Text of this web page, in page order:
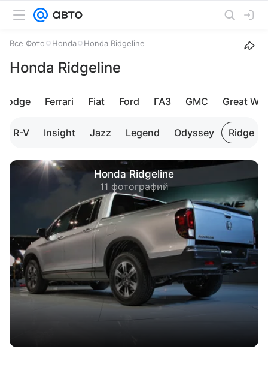
Все Фото Honda Honda Ridgeline
Honda Ridgeline
Dodge Ferrari Fiat Ford ГАЗ GMC Great
HR-V Insight Jazz Legend Odyssey
Honda Ridgeline
11 фотографий